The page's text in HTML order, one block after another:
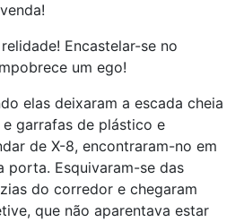
Encastelar-se no
um ego!
elas deixaram a escada cheia
garrafas de plástico e
de X-8, encontraram-no em
porta. Esquivaram-se das
do corredor e chegaram
que não aparentava estar